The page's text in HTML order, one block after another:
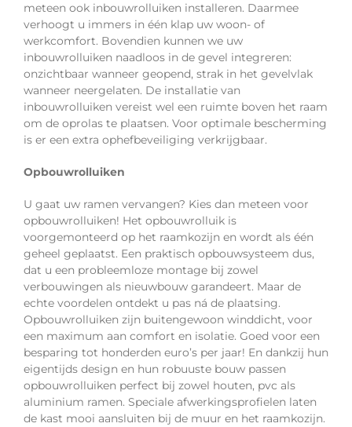
meteen ook inbouwrolluiken installeren. Daarmee
verhoogt u immers in één klap uw woon- of
werkcomfort. Bovendien kunnen we uw
inbouwrolluiken naadloos in de gevel integreren:
onzichtbaar wanneer geopend, strak in het gevelvlak
wanneer neergelaten. De installatie van
inbouwrolluiken vereist wel een ruimte boven het raam
om de oprolas te plaatsen. Voor optimale bescherming
is er een extra ophefbeveiliging verkrijgbaar.
Opbouwrolluiken
U gaat uw ramen vervangen? Kies dan meteen voor
opbouwrolluiken! Het opbouwrolluik is
voorgemonteerd op het raamkozijn en wordt als één
geheel geplaatst. Een praktisch opbouwsysteem dus,
dat u een probleemloze montage bij zowel
verbouwingen als nieuwbouw garandeert. Maar de
echte voordelen ontdekt u pas ná de plaatsing.
Opbouwrolluiken zijn buitengewoon winddicht, voor
een maximum aan comfort en isolatie. Goed voor een
besparing tot honderden euro’s per jaar! En dankzij hun
eigentijds design en hun robuuste bouw passen
opbouwrolluiken perfect bij zowel houten, pvc als
aluminium ramen. Speciale afwerkingsprofielen laten
de kast mooi aansluiten bij de muur en het raamkozijn.